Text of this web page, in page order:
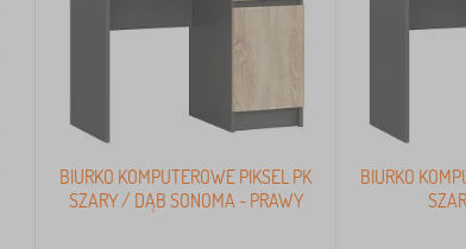
BIURKO KOMPUTEROWE PIKSEL PK
SZARY / DĄB SONOMA - PRAWY
BIURKO